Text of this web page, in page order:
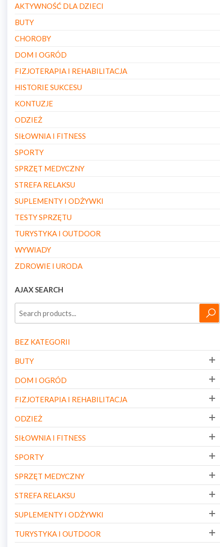
AKTYWNOŚĆ DLA DZIECI
BUTY
CHOROBY
DOM I OGRÓD
FIZJOTERAPIA I REHABILITACJA
HISTORIE SUKCESU
KONTUZJE
ODZIEŻ
SIŁOWNIA I FITNESS
SPORTY
SPRZĘT MEDYCZNY
STREFA RELAKSU
SUPLEMENTY I ODŻYWKI
TESTY SPRZĘTU
TURYSTYKA I OUTDOOR
WYWIADY
ZDROWIE I URODA
AJAX SEARCH
BEZ KATEGORII
BUTY
DOM I OGRÓD
FIZJOTERAPIA I REHABILITACJA
ODZIEŻ
SIŁOWNIA I FITNESS
SPORTY
SPRZĘT MEDYCZNY
STREFA RELAKSU
SUPLEMENTY I ODŻYWKI
TURYSTYKA I OUTDOOR